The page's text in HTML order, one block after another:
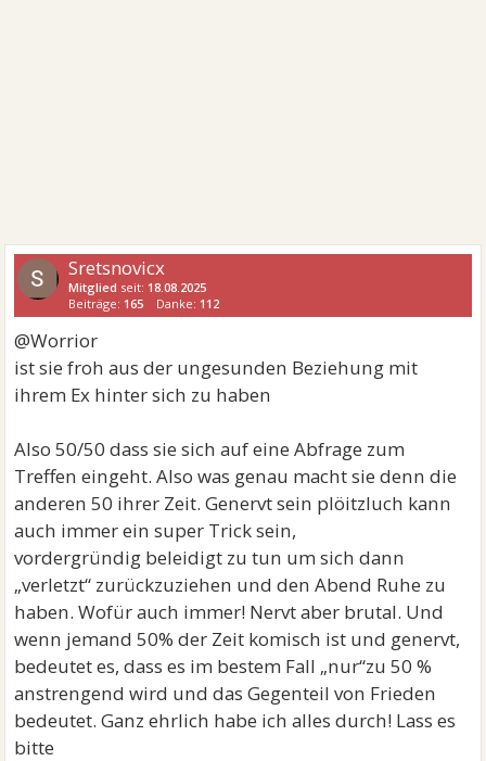
Sretsnovicx
Mitglied seit: 18.08.2025
Beiträge: 165 Danke: 112
@Worrior
ist sie froh aus der ungesunden Beziehung mit
ihrem Ex hinter sich zu haben
Also 50/50 dass sie sich auf eine Abfrage zum
Treffen eingeht. Also was genau macht sie denn die
anderen 50 ihrer Zeit. Genervt sein plöitzluch kann
auch immer ein super Trick sein,
vordergründig beleidigt zu tun um sich dann
„verletzt“ zurückzuziehen und den Abend Ruhe zu
haben. Wofür auch immer! Nervt aber brutal. Und
wenn jemand 50% der Zeit komisch ist und genervt,
bedeutet es, dass es im bestem Fall „nur“zu 50 %
anstrengend wird und das Gegenteil von Frieden
bedeutet. Ganz ehrlich habe ich alles durch! Lass es
bitte